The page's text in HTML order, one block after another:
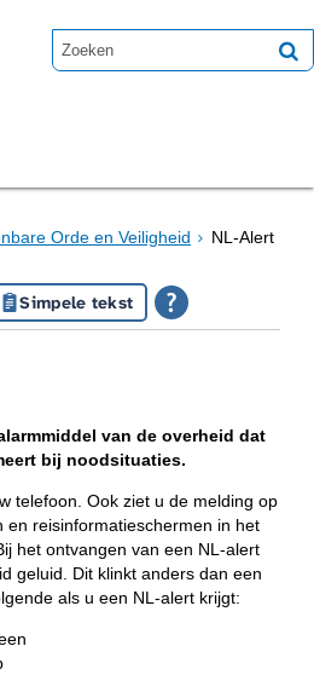
Orde en Veiligheid NL-Alert
Simpele tekst
van de overheid dat
bij noodsituaties.
telefoon. Ook ziet u de melding op
en reisinformatieschermen in het
het ontvangen van een NL-alert
geluid. Dit klinkt anders dan een
als u een NL-alert krijgt: